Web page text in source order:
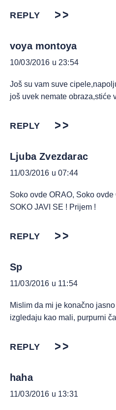
REPLY
voya montoya
10/03/2016 u 23:54
Još su vam suve
još uvek nemate obraza,stiće
REPLY
Ljuba Zvezdarac
11/03/2016 u 07:44
Soko ovde ORAO, Soko
SOKO JAVI SE ! Prijem !
REPLY
Sp
11/03/2016 u 11:54
Mislim da mi je konačno
izgledaju kao mali, purpurni
REPLY
haha
11/03/2016 u 13:31